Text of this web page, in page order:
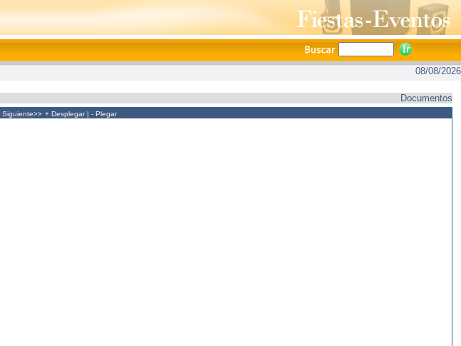
08/08/2026
Documentos
Siguiente>> + Desplegar| - Plegar